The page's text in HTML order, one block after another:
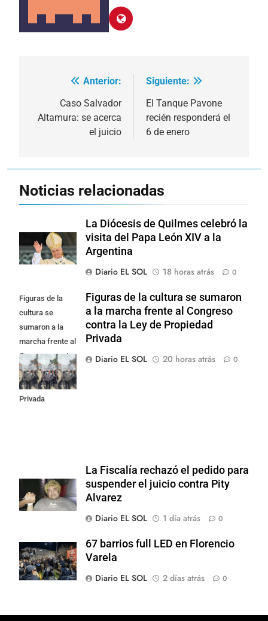
Navegación
Anterior:
Caso Salvador
Altamura: se acerca
el juicio
Siguiente:
El Tanque Pavone
recién responderá el
6 de enero
Noticias relacionadas
La Diócesis de Quilmes celebró la
visita del Papa León XIV a la
Argentina
Diario EL SOL
18 horas atrás 0
Figuras de la
cultura se
sumaron a la
marcha frente al
Congreso contra
la Ley de
Propiedad
Privada
Figuras de la cultura se sumaron
a la marcha frente al Congreso
contra la Ley de Propiedad
Privada
Diario EL SOL
20 horas atrás 0
La Fiscalía rechazó el pedido para
suspender el juicio contra Pity
Alvarez
Diario EL SOL
1 día atrás 0
67 barrios full LED en Florencio
Varela
Diario EL SOL
2 días atrás 0